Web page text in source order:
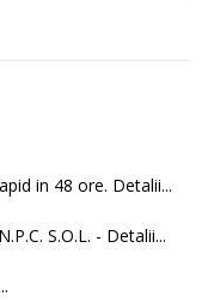
in 48 ore. Detalii...
S.O.L. - Detalii...